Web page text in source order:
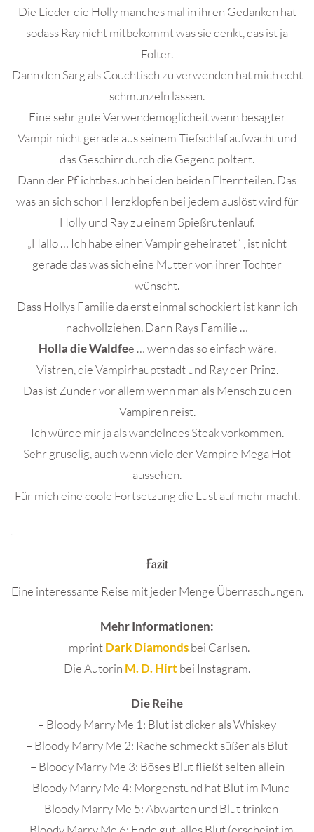
Die Lieder die Holly manches mal in ihren Gedanken hat
sodass Ray nicht mitbekommt was sie denkt, das ist ja
Folter.
Dann den Sarg als Couchtisch zu verwenden hat mich echt
schmunzeln lassen.
Eine sehr gute Verwendemöglicheit wenn besagter
Vampir nicht gerade aus seinem Tiefschlaf aufwacht und
das Geschirr durch die Gegend poltert.
Dann der Pflichtbesuch bei den beiden Elternteilen. Das
was an sich schon Herzklopfen bei jedem auslöst wird für
Holly und Ray zu einem Spießrutenlauf.
„Hallo … Ich habe einen Vampir geheiratet“ , ist nicht
gerade das was sich eine Mutter von ihrer Tochter
wünscht.
Dass Hollys Familie da erst einmal schockiert ist kann ich
nachvollziehen. Dann Rays Familie …
Holla die Waldfee … wenn das so einfach wäre.
Vistren, die Vampirhauptstadt und Ray der Prinz.
Das ist Zunder vor allem wenn man als Mensch zu den
Vampiren reist.
Ich würde mir ja als wandelndes Steak vorkommen.
Sehr gruselig, auch wenn viele der Vampire Mega Hot
aussehen.
Für mich eine coole Fortsetzung die Lust auf mehr macht.
Fazit
Eine interessante Reise mit jeder Menge Überraschungen.
Mehr Informationen:
ImprintDark Diamondsbei Carlsen.
Die Autorin M. D. Hirt bei Instagram.
Die Reihe
– Bloody Marry Me 1: Blut ist dicker als Whiskey
– Bloody Marry Me 2: Rache schmeckt süßer als Blut
– Bloody Marry Me 3: Böses Blut fließt selten allein
– Bloody Marry Me 4: Morgenstund hat Blut im Mund
– Bloody Marry Me 5: Abwarten und Blut trinken